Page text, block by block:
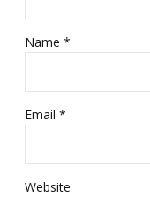
Name *
Email *
Website